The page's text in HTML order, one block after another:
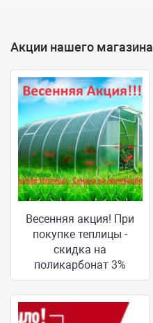
Акции нашего магазина
Весенняя акция! При
покупке теплицы -
скидка на
поликарбонат 3%